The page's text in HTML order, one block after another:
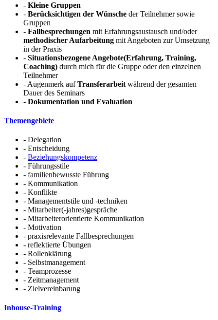
- Kleine Gruppen
- Berücksichtigen der Wünsche der Teilnehmer sowie
Gruppen
- Fallbesprechungen mit Erfahrungsaustausch und/oder
methodischer Aufarbeitung mit Angeboten zur Umsetzung
in der Praxis
- Situationsbezogene Angebote(Erfahrung, Training,
Coaching) durch mich für die Gruppe oder den einzelnen
Teilnehmer
- Augenmerk aufTransferarbeit während der gesamten
Dauer des Seminars
- Dokumentation und Evaluation
Themengebiete
- Delegation
- Entscheidung
- Beziehungskompetenz
- Führungsstile
- familienbewusste Führung
- Kommunikation
- Konflikte
- Managementstile und -techniken
- Mitarbeiter(-jahres)gespräche
- Mitarbeiterorientierte Kommunikation
- Motivation
- praxisrelevante Fallbesprechungen
- reflektierte Übungen
- Rollenklärung
- Selbstmanagement
- Teamprozesse
- Zeitmanagement
- Zielvereinbarung
Inhouse-Training